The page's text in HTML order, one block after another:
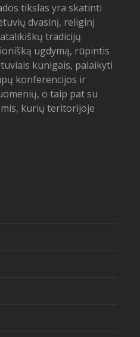
tikslas yra skatinti
dvasinį, religinį
tradicijų
ugdymą, rūpintis
kunigais, palaikyti
konferencijos ir
o taip pat su
kurių teritorijoje